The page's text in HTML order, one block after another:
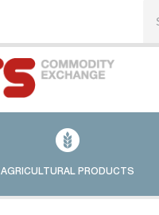
AGRICULTURAL PRODUCTS